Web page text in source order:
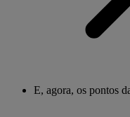
E, agora, os pontos